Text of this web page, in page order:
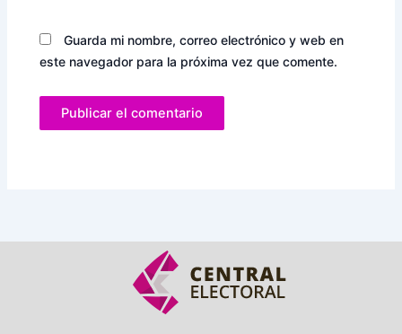
Guarda mi nombre, correo electrónico y web en
este navegador para la próxima vez que comente.